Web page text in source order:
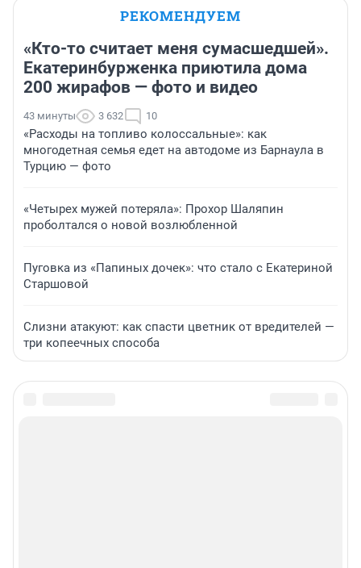
РЕКОМЕНДУЕМ
«Кто-то считает меня сумасшедшей».
Екатеринбурженка приютила дома
200 жирафов — фото и видео
43 минуты 3 632 10
«Расходы на топливо колоссальные»: как
многодетная семья едет на автодоме из Барнаула в
Турцию — фото
«Четырех мужей потеряла»: Прохор Шаляпин
проболтался о новой возлюбленной
Пуговка из «Папиных дочек»: что стало с Екатериной
Старшовой
Слизни атакуют: как спасти цветник от вредителей —
три копеечных способа